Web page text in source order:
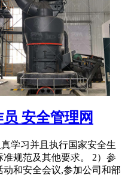
安全管理网
学习并且执行国家安全生
规范及其他要求。 2）参
和安全会议,参加公司和部